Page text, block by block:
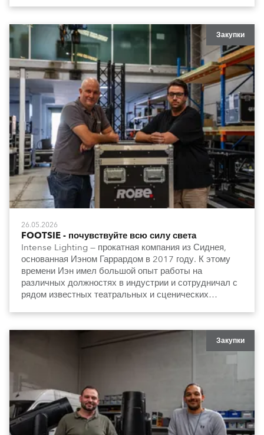
подчеркивает архитектуру и особенности интерьера.
Закупки
26.05.2026
FOOTSIE - почувствуйте всю силу света
Intense Lighting — прокатная компания из Сиднея,
основанная Иэном Гаррардом в 2017 году. К этому
времени Иэн имел большой опыт работы на
различных должностях в индустрии и сотрудничал с
рядом известных театральных и сценических
Закупки